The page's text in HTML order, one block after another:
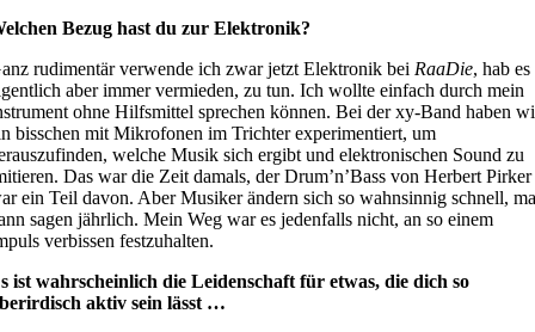
Bezug hast du zur Elektronik?
rudimentär verwende ich zwar jetzt Elektronik bei RaaDie, hab es
aber immer vermieden, zu tun. Ich wollte einfach durch mein
ohne Hilfsmittel sprechen können. Bei der xy-Band haben
bisschen mit Mikrofonen im Trichter experimentiert, um
welche Musik sich ergibt und elektronischen Sound zu
Das war die Zeit damals, der Drum’n’Bass von Herbert Pirker
ein Teil davon. Aber Musiker ändern sich so wahnsinnig schnell,
sagen jährlich. Mein Weg war es jedenfalls nicht, an so einem
verbissen festzuhalten.
ist wahrscheinlich die Leidenschaft für etwas, die dich so
aktiv sein lässt …